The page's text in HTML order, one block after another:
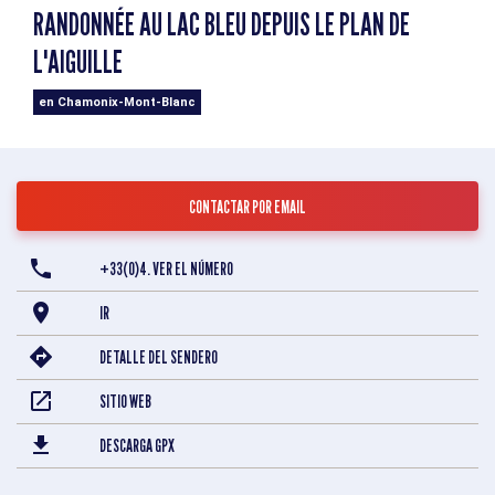
RANDONNÉE AU LAC BLEU DEPUIS LE PLAN DE
L'AIGUILLE
en Chamonix-Mont-Blanc
CONTACTAR POR EMAIL
+33(0)4. VER EL NÚMERO
IR
DETALLE DEL SENDERO
SITIO WEB
DESCARGA GPX